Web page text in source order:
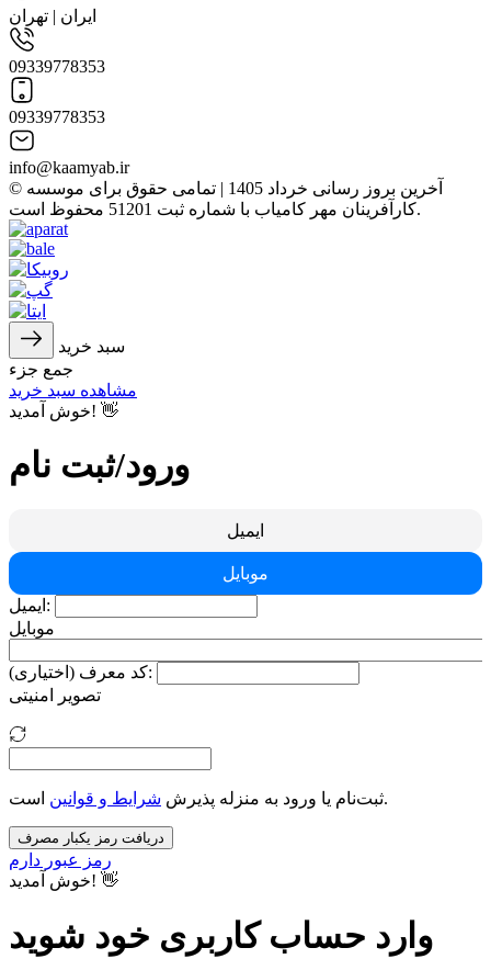
ایران | تهران
09339778353
09339778353
info@kaamyab.ir
© آخرین بروز رسانی خرداد 1405 | تمامی حقوق برای موسسه
کارآفرینان مهر کامیاب با شماره ثبت 51201 محفوظ است.
سبد خرید
جمع جزء
مشاهده سبد خرید
خوش آمدید! 👋
ورود/ثبت نام
ایمیل
موبایل
ایمیل:
موبایل
کد معرف (اختیاری):
تصویر امنیتی
ثبت‌نام یا ورود به منزله پذیرش شرایط و قوانین است.
دریافت رمز یکبار مصرف
رمز عبور دارم
خوش آمدید! 👋
وارد حساب کاربری خود شوید